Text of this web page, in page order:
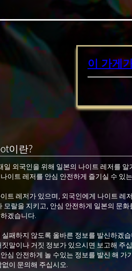
이 가게
이란?
일 외국인을 위해 일본의 나이트 레저를
이트 레저를 안심 안전하게 즐기실 수 있
트 레저가 있으며, 외국인에게 나이트 레
모랄을 지키고, 안심 안전하게 일본의 문
겠습니다.
패하지 않도록 올바른 정보를 발신하겠
말이나 거짓 정보가 있으시면 보고해 주
심 안전하게 놀 수있는 정보를 발신 해 가
이 문의해 주십시오.